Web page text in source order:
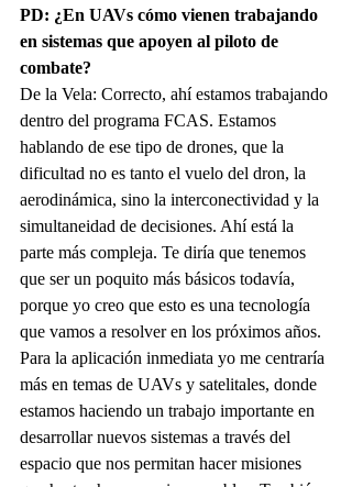
PD: ¿En UAVs cómo vienen trabajando
en sistemas que apoyen al piloto de
combate?
De la Vela: Correcto, ahí estamos trabajando
dentro del programa FCAS. Estamos
hablando de ese tipo de drones, que la
dificultad no es tanto el vuelo del dron, la
aerodinámica, sino la interconectividad y la
simultaneidad de decisiones. Ahí está la
parte más compleja. Te diría que tenemos
que ser un poquito más básicos todavía,
porque yo creo que esto es una tecnología
que vamos a resolver en los próximos años.
Para la aplicación inmediata yo me centraría
más en temas de UAVs y satelitales, donde
estamos haciendo un trabajo importante en
desarrollar nuevos sistemas a través del
espacio que nos permitan hacer misiones